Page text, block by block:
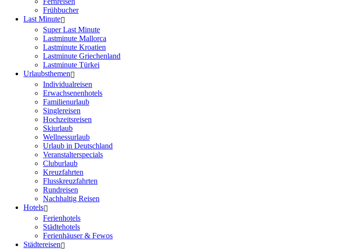
Frühbucher
Last Minute
Super Last Minute
Lastminute Mallorca
Lastminute Kroatien
Lastminute Griechenland
Lastminute Türkei
Urlaubsthemen
Individualreisen
Erwachsenenhotels
Familienurlaub
Singlereisen
Hochzeitsreisen
Skiurlaub
Wellnessurlaub
Urlaub in Deutschland
Veranstalterspecials
Cluburlaub
Kreuzfahrten
Flusskreuzfahrten
Rundreisen
Nachhaltig Reisen
Hotels
Ferienhotels
Städtehotels
Ferienhäuser & Fewos
Städtereisen